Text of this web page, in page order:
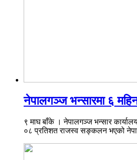
नेपालगञ्ज भन्सारमा ६
९ माघ बाँके । नेपालगञ्ज भन्सार
०८ प्रतिशत राजस्व सङ्कलन भएको